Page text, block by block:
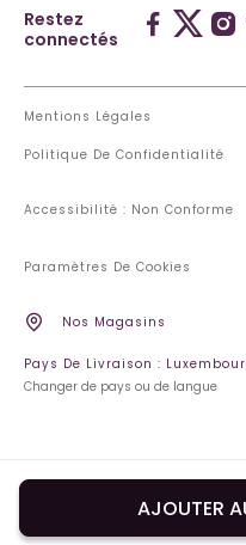
AJOUTER
Restez
connectés
Mentions Légales
Politique De Confidentialité
Accessibilité : Non Conforme
Paramètres De Cookies
Nos Magasins
Pays De Livraison :
Changer de pays ou de langue